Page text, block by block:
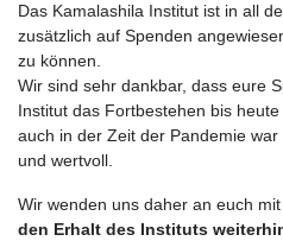
Das Kamalashila Institut ist in all
zusätzlich auf Spenden
zu können.
Wir sind sehr dankbar, dass eure
Institut das Fortbestehen bis
auch in der Zeit der Pandemie
und wertvoll.
Wir wenden uns daher an euch
den Erhalt des Instituts